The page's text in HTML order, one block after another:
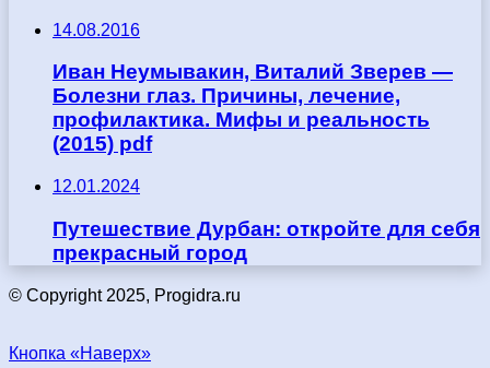
14.08.2016
Иван Неумывакин, Виталий Зверев —
Болезни глаз. Причины, лечение,
профилактика. Мифы и реальность
(2015) pdf
12.01.2024
Путешествие Дурбан: откройте для себя
прекрасный город
© Copyright 2025, Progidra.ru
Кнопка «Наверх»